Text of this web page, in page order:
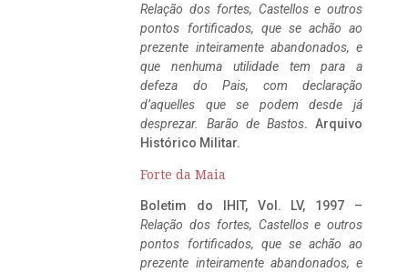
Relação dos fortes, Castellos e outros
pontos fortificados, que se achão ao
prezente inteiramente abandonados, e
que nenhuma utilidade tem para a
defeza do Pais, com declaração
d’aquelles que se podem desde já
desprezar. Barão de Bastos. Arquivo
Histórico Militar.
Forte da Maia
Boletim do IHIT, Vol. LV, 1997 –
Relação dos fortes, Castellos e outros
pontos fortificados, que se achão ao
prezente inteiramente abandonados, e